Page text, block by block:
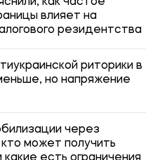
и людей с
Черниговской области
на помощь
топливо не
актуальные
помощи
со статусом
работа на